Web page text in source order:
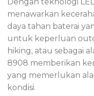
menawarkan
daya tahan baterai
untuk keperluan
hiking, atau sebagai
8908 memberikan
yang memerlukan
kondisi.